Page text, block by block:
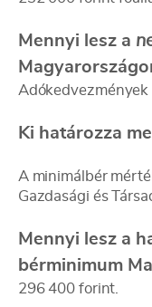
Mennyi lesz a
Adókedvezmények
Ki határozza
A minimálbér
Gazdasági és
Mennyi lesz a
bérminimum
296 400 forint.